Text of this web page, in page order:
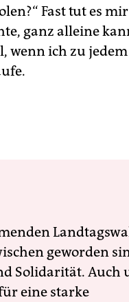
Fast tut es
ganz alleine
wenn ich zu
geworden
Solidarität. Auch
eine starke